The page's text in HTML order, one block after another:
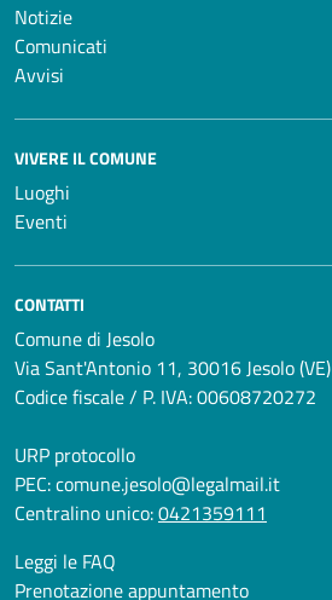
Notizie
Comunicati
Avvisi
VIVERE IL COMUNE
Luoghi
Eventi
CONTATTI
Comune di Jesolo
Via Sant'Antonio 11, 30016 Jesolo (VE)
Codice fiscale / P. IVA: 00608720272
URP protocollo
PEC:comune.jesolo@legalmail.it
Centralino unico:0421359111
Leggi le FAQ
Prenotazione appuntamento